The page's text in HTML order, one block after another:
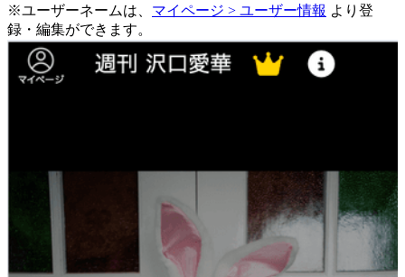
※ユーザーネームは、 マイページ > ユーザー情報 より登
録・編集ができます。